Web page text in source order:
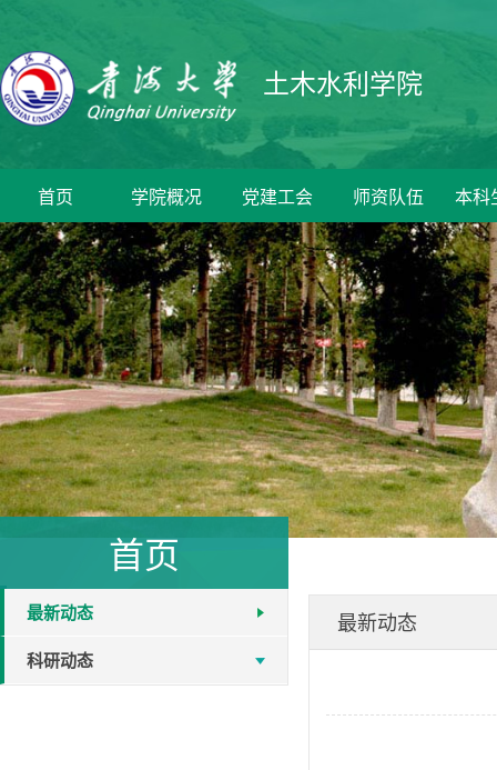
土木水利学院
首页 学院概况 党建工会 师资队伍 本科
首页
最新动态
科研动态
最新动态